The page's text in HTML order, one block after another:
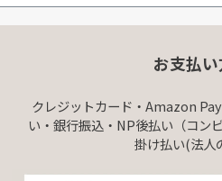
お支払
クレジットカード・Amazon
い・銀行振込・NP後払い（コン
掛け払い(法人